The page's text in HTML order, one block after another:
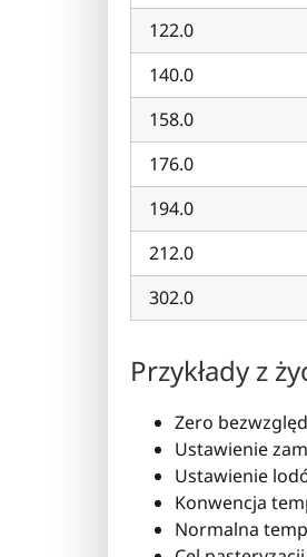
122.0
140.0
158.0
176.0
194.0
212.0
302.0
Przykłady z
Zero
Ustawienie
Ustawienie
Konwencja
Normalna